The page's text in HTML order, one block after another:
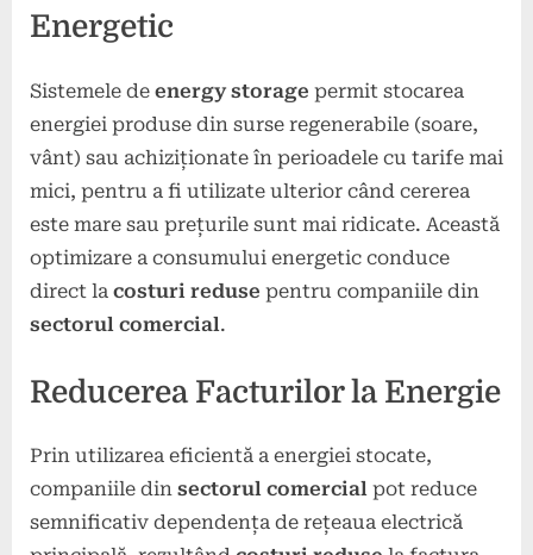
Energetic
Sistemele de energy storage permit stocarea
energiei produse din surse regenerabile (soare,
vânt) sau achiziționate în perioadele cu tarife mai
mici, pentru a fi utilizate ulterior când cererea
este mare sau prețurile sunt mai ridicate. Această
optimizare a consumului energetic conduce
direct la costuri reduse pentru companiile din
sectorul comercial.
Reducerea Facturilor la Energie
Prin utilizarea eficientă a energiei stocate,
companiile din sectorul comercial pot reduce
semnificativ dependența de rețeaua electrică